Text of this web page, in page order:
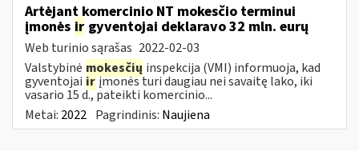
Artėjant komercinio NT mokesčio terminui
įmonės ir gyventojai deklaravo 32 mln. eurų
Web turinio sąrašas 2022-02-03
Valstybinė mokesčių inspekcija (VMI) informuoja, kad
gyventojai irįmonės turi daugiau nei savaitę lako, iki
vasario 15 d., pateikti komercinio...
Metai: 2022 Pagrindinis: Naujiena